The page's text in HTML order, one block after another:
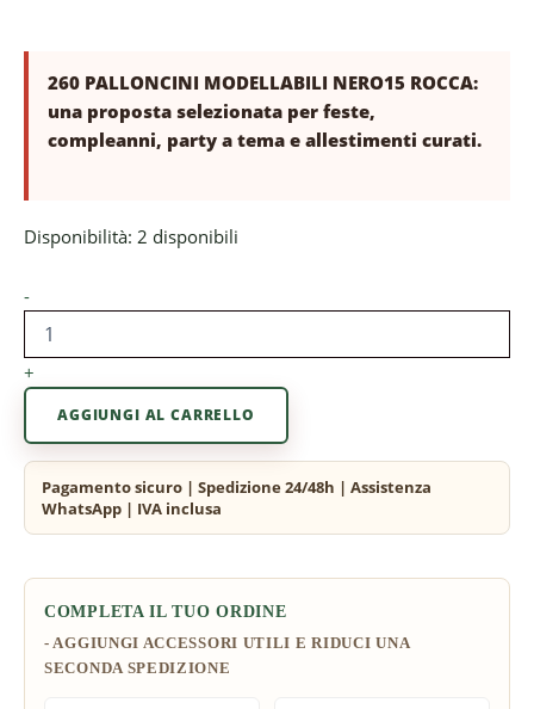
260 PALLONCINI MODELLABILI NERO15 ROCCA:
una proposta selezionata per feste,
compleanni, party a tema e allestimenti curati.
Disponibilità: 2 disponibili
-
+
AGGIUNGI AL CARRELLO
COMPLETA IL TUO ORDINE